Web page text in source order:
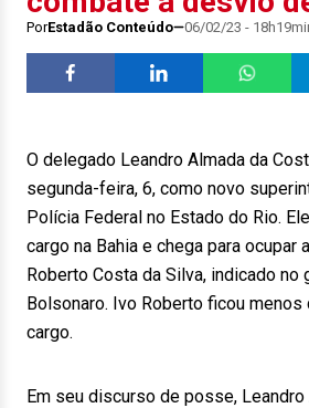
PorEstadão Conteúdo 06/02/23 -
O delegado Leandro Almada da
segunda-feira, 6, como novo
Polícia Federal no Estado do Rio.
cargo na Bahia e chega para ocupar
Roberto Costa da Silva, indicado no
Bolsonaro. Ivo Roberto ficou
cargo.
Em seu discurso de posse,